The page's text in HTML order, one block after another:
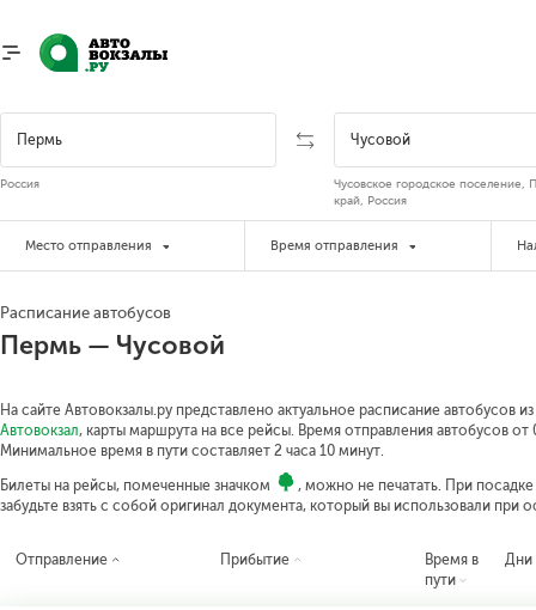
Россия
Чусовское городское поселение,
край, Россия
Место отправления Время отправления
Расписание автобусов
Пермь — Чусовой
На сайте Автовокзалы.ру представлено актуальное расписание автобусов
Автовокзал, карты маршрута на все рейсы. Время отправления автобусов от
Минимальное время в пути составляет 2 часа 10 минут.
Билеты на рейсы, помеченные значком
, можно не печатать. При
забудьте взять с собой оригинал документа, который вы использовали при
Отправление Прибытие
Время в
пути
Дни